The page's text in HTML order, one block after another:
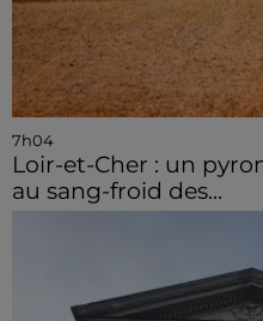
7h04
Loir-et-Cher : un
au sang-froid des...